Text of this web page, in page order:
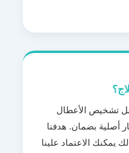
تشخيص الأعطال
أصلية بضمان. هدفنا
يمكنك الاعتماد علينا